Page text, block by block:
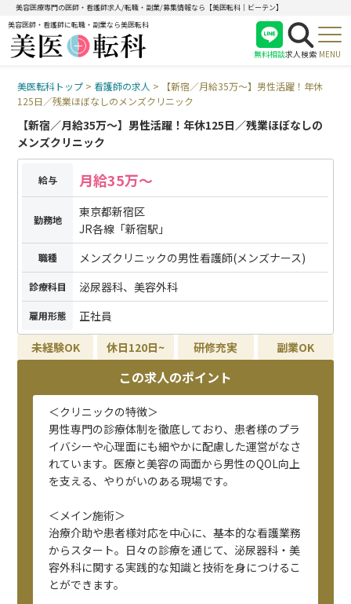
美容医療専門の医師・看護師求人/転職・副業/募集情報なら【美医転科｜ビーテン】
美容医師・看護師に転職・副業なら美医転科
無料相談
医師
求人検索 MENU
美医転科トップ >看護師の求人 >
【新宿／月給35万〜】男性活躍！年休
125日／残業ほぼなしのメンズクリニック
【新宿／月給35万〜】男性活躍！年休125日／残業ほぼなしの
メンズクリニック
給与 月給35万〜
勤務地
東京都新宿区
JR各線「新宿駅」
職種 メンズクリニックの男性看護師(メンズナース)
診療科目 泌尿器科、美容外科
雇用形態
正社員
未経験OK
休日120日~ 研修充実 副業OK
この求人のポイント
＜クリニックの特徴＞
男性専門の診療体制を徹底しており、患者様のプラ
イバシーや心理面にも細やかに配慮した運営がなさ
れています。医療と美容の両面から男性のQOL向上
を支える、やりがいのある現場です。
＜メイン施術＞
治療介助や患者様対応を中心に、基本的な看護業務
からスタート。日々の診療を通じて、泌尿器科・美
容外科に関する実践的な知識と技術を身につけるこ
とができます。